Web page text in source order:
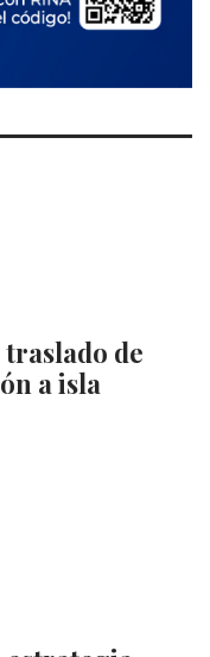
de
a isla